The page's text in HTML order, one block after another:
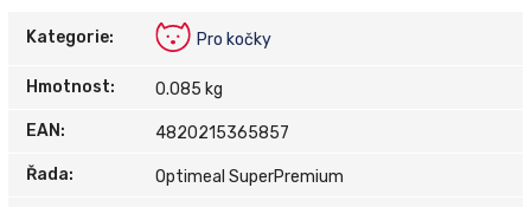
Kategorie: Pro kočky
Hmotnost: 0.085 kg
EAN : 4820215365857
Řada: Optimeal SuperPremium